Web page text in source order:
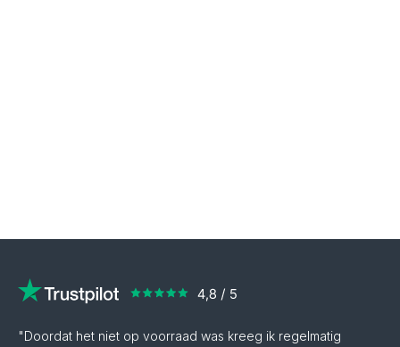
"Doordat het niet op voorraad was kreeg ik regelmatig